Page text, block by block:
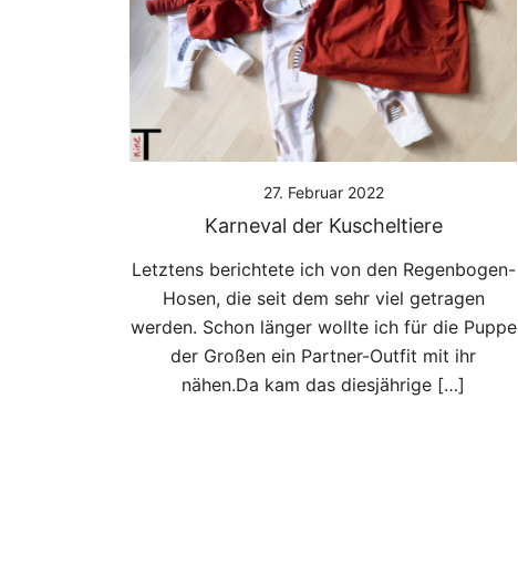
27. Februar 2022
Karneval der Kuscheltiere
Letztens berichtete ich von den Regenbogen-
Hosen, die seit dem sehr viel getragen
werden. Schon länger wollte ich für die Puppe
der Großen ein Partner-Outfit mit ihr
nähen.Da kam das diesjährige […]